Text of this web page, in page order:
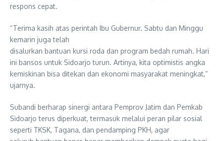
respons cepat.
“Terima kasih atas perintah Ibu Gubernur. Sabtu dan Minggu
kemarin juga telah
disalurkan bantuan kursi roda dan program bedah rumah. Hari
ini bansos untuk Sidoarjo turun. Artinya, kita optimistis angka
kemiskinan bisa ditekan dan ekonomi masyarakat meningkat,”
ujarnya.
Subandi berharap sinergi antara Pemprov Jatim dan Pemkab
Sidoarjo terus diperkuat, termasuk melalui peran pilar sosial
seperti TKSK, Tagana, dan pendamping PKH, agar